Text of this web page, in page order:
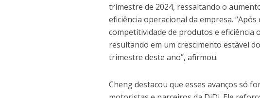
trimestre de 2024, ressaltando o
eficiência operacional da empresa.
competitividade de produtos e
resultando em um crescimento estável
trimestre deste ano”, afirmou.
Cheng destacou que esses avanços só